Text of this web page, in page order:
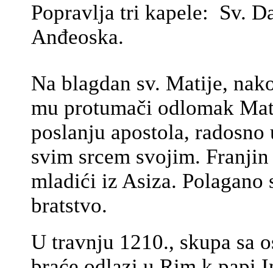
Popravlja tri kapele: Sv.
Anđeoska.
Na blagdan sv. Matije,
mu protumači odlomak
poslanju apostola,
svim srcem svojim.
mladići iz Asiza. Polagano
bratstvo.
U travnju 1210., skupa sa